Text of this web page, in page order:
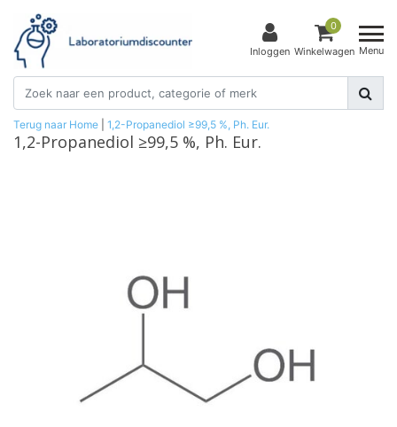
Inloggen
0
Winkelwagen Menu
Terug naar Home 1,2-Propanediol ≥99,5 %, Ph. Eur.
1,2-Propanediol ≥99,5 %, Ph. Eur.